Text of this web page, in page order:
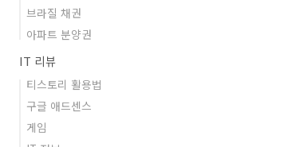
브라질 채권
아파트 분양권
IT 리뷰
티스토리 활용법
구글 애드센스
게임